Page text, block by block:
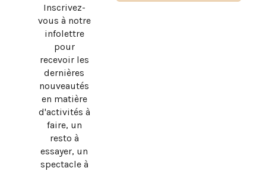
Inscrivez-
vous à notre
infolettre
pour
recevoir les
dernières
nouveautés
en matière
d'activités à
faire, un
resto à
essayer, un
spectacle à